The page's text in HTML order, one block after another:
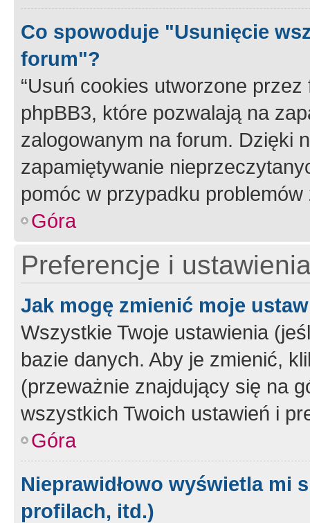
Co spowoduje "Usunięcie
forum"?
“Usuń cookies utworzone
phpBB3, które pozwalają na
zalogowanym na forum. Dzięki
zapamiętywanie
pomóc w przypadku
Góra
Preferencje i
Jak mogę zmienić moje
Wszystkie Twoje ustawienia
bazie danych. Aby je zmienić,
(przeważnie znajdujący się na
wszystkich Twoich ustawień i
Góra
Nieprawidłowo wyświetla mi
profilach, itd.)